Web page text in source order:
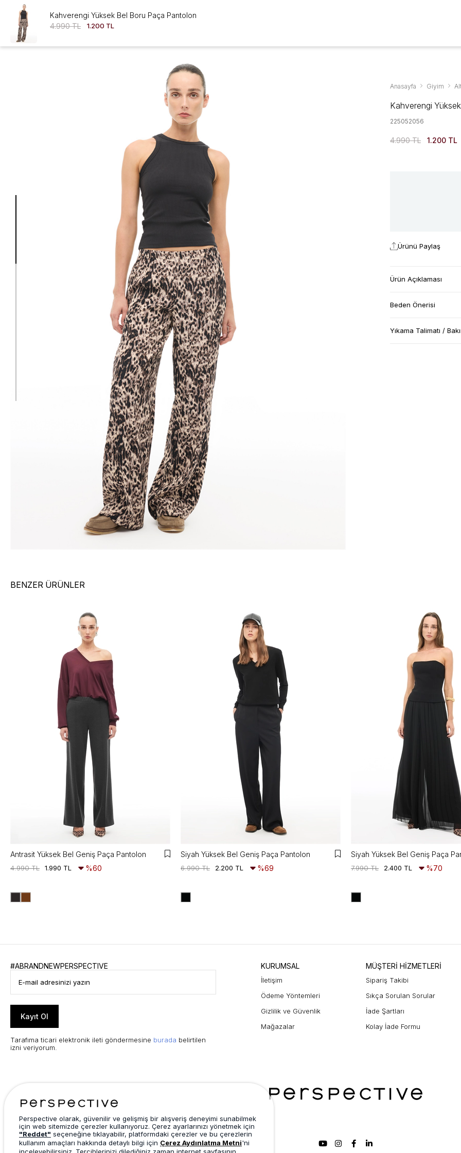
Anasayfa Giyim
Kahverengi
225052056
4.990 TL 1.200 TL
Ürünü Paylaş
Ürün Açıklaması
Beden Önerisi
Yıkama Talimatı /
Kahverengi Yüksek Bel Boru Paça Pantolon
4.990 TL
1.200 TL
BENZER ÜRÜNLER
Antrasit Yüksek Bel Geniş Paça Pantolon
1.990 TL
4.990 TL %60
Siyah Yüksek Bel Geniş Paça Pantolon
2.200 TL
6.990 TL %69
Siyah Yüksek Bel Geniş Paça
2.400 TL
7.990 TL %70
#ABRANDNEWPERSPECTIVE
Kayıt Ol
Tarafıma ticari elektronik ileti göndermesine burada belirtilen
izni veriyorum.
KURUMSAL
İletişim
Ödeme Yöntemleri
Gizlilik ve Güvenlik
Mağazalar
MÜŞTERİ HİZMETLERİ
Sipariş Takibi
Sıkça Sorulan Sorular
İade Şartları
Kolay İade Formu
Perspective olarak, güvenilir ve gelişmiş bir alışveriş deneyimi sunabilmek
için web sitemizde çerezler kullanıyoruz. Çerez ayarlarınızı yönetmek için
"Reddet" seçeneğine tıklayabilir, platformdaki çerezler ve bu çerezlerin
kullanım amaçları hakkında detaylı bilgi için Çerez Aydınlatma Metni'ni